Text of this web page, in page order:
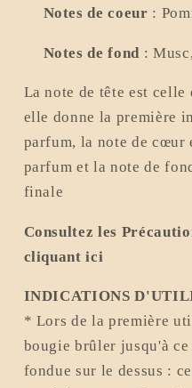
Notes de coeur :
Notes de fond :
La note de tête est
elle donne la première
parfum, la note de cœur
parfum et la note de
finale
Consultez les
cliquant ici
INDICATIONS
* Lors de la première
bougie brûler jusqu'à
fondue sur le dessus :